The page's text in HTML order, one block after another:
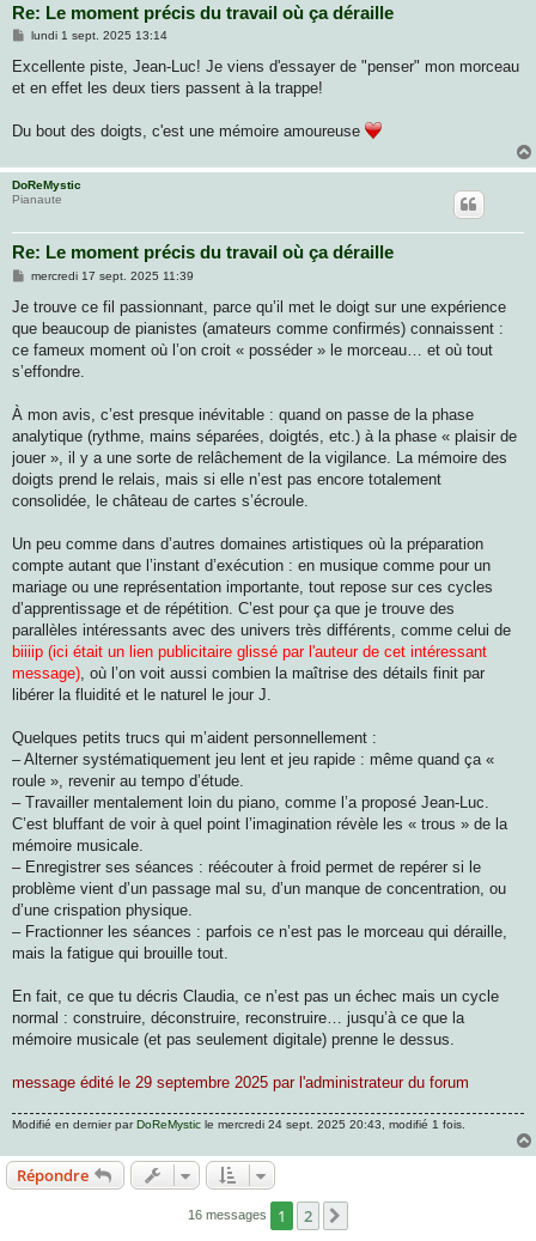
Re: Le moment précis du travail où ça déraille
M
s
a
lundi 1 sept. 2025 13:14
Excellente piste, Jean-Luc! Je viens d'essayer de "penser" mon morceau
et en effet les deux tiers passent à la trappe!
Du bout des doigts, c'est une mémoire amoureuse
DoReMystic
Pianaute
Re: Le moment précis du travail où ça déraille
M
s
a
g
mercredi 17 sept. 2025 11:39
Je trouve ce fil passionnant, parce qu’il met le doigt sur une expérience
que beaucoup de pianistes (amateurs comme confirmés) connaissent :
ce fameux moment où l’on croit « posséder » le morceau… et où tout
s’effondre.
À mon avis, c’est presque inévitable : quand on passe de la phase
analytique (rythme, mains séparées, doigtés, etc.) à la phase « plaisir de
jouer », il y a une sorte de relâchement de la vigilance. La mémoire des
doigts prend le relais, mais si elle n’est pas encore totalement
consolidée, le château de cartes s’écroule.
Un peu comme dans d’autres domaines artistiques où la préparation
compte autant que l’instant d’exécution : en musique comme pour un
mariage ou une représentation importante, tout repose sur ces cycles
d’apprentissage et de répétition. C’est pour ça que je trouve des
parallèles intéressants avec des univers très différents, comme celui de
biiiip (ici était un lien publicitaire glissé par l'auteur de cet intéressant
message) , où l’on voit aussi combien la maîtrise des détails finit par
libérer la fluidité et le naturel le jour J.
Quelques petits trucs qui m’aident personnellement :
– Alterner systématiquement jeu lent et jeu rapide : même quand ça «
roule », revenir au tempo d’étude.
– Travailler mentalement loin du piano, comme l’a proposé Jean-Luc.
C’est bluffant de voir à quel point l’imagination révèle les « trous » de la
mémoire musicale.
– Enregistrer ses séances : réécouter à froid permet de repérer si le
problème vient d’un passage mal su, d’un manque de concentration, ou
d’une crispation physique.
– Fractionner les séances : parfois ce n’est pas le morceau qui déraille,
mais la fatigue qui brouille tout.
En fait, ce que tu décris Claudia, ce n’est pas un échec mais un cycle
normal : construire, déconstruire, reconstruire… jusqu’à ce que la
mémoire musicale (et pas seulement digitale) prenne le dessus.
message édité le 29 septembre 2025 par l'administrateur du forum
Modifié en dernier parDoReMystic le mercredi 24 sept. 2025 20:43, modifié 1 fois.
Répondre
16 messages 1 2